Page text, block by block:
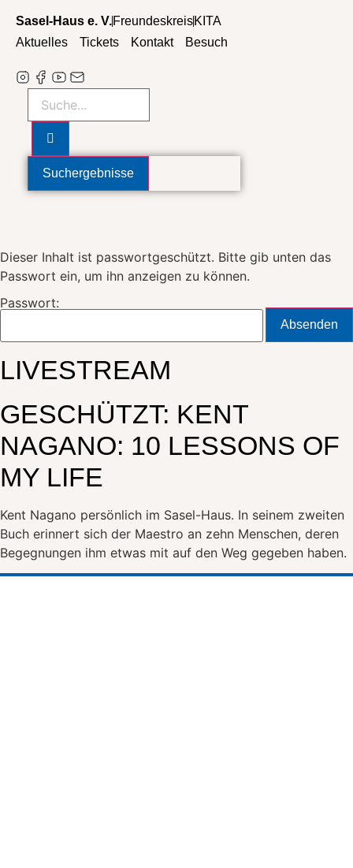
Inhalt
wechseln
Sasel-Haus e. V.FreundeskreisKITA
Aktuelles
Tickets Kontakt Besuch
Search
Suchergebnisse
Dieser Inhalt ist passwortgeschützt. Bitte gib unten das
Passwort ein, um ihn anzeigen zu können.
Passwort:
LIVESTREAM
GESCHÜTZT: KENT
NAGANO: 10 LESSONS OF
MY LIFE
Kent Nagano persönlich im Sasel-Haus. In seinem zweiten
Buch erinnert sich der Maestro an zehn Menschen, deren
Begegnungen ihm etwas mit auf den Weg gegeben haben.